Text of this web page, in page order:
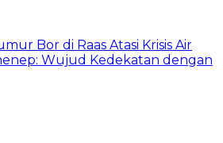
Bor di Raas Atasi Krisis Air
Wujud Kedekatan dengan